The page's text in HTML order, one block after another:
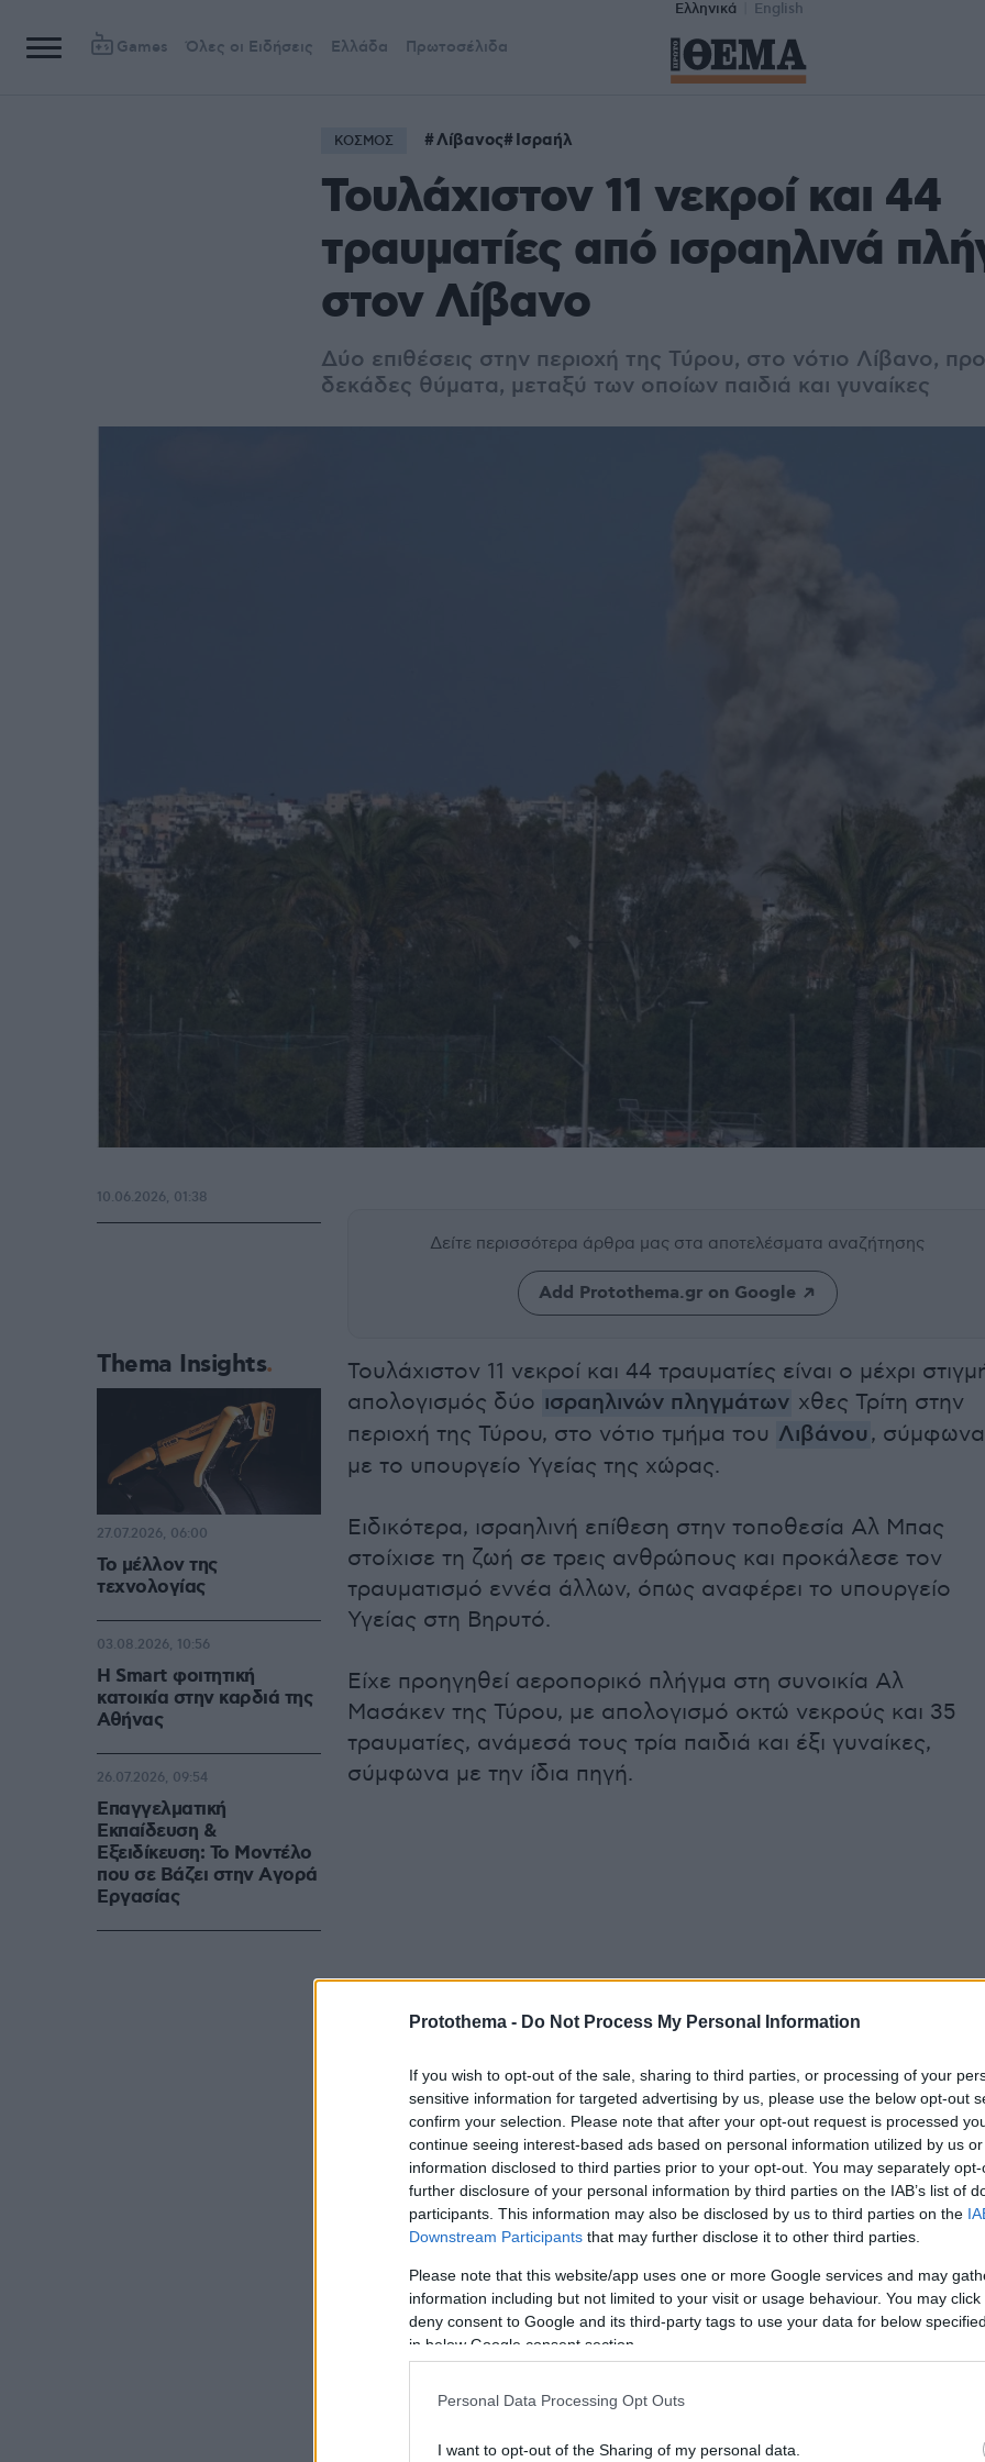
Protothema - Do Not Process My Personal Information
If you wish to opt-out of the sale, sharing to third parties, or processing of your
sensitive information for targeted advertising by us, please use the below opt-out
confirm your selection. Please note that after your opt-out request is processed
continue seeing interest-based ads based on personal information utilized by us
information disclosed to third parties prior to your opt-out. You may separately
further disclosure of your personal information by third parties on the IAB’s list of
participants. This information may also be disclosed by us to third parties on the
Downstream Participants that may further disclose it to other third parties.
Please note that this website/app uses one or more Google services and may
information including but not limited to your visit or usage behaviour. You may
deny consent to Google and its third-party tags to use your data for below
in below Google consent section.
Personal Data Processing Opt Outs
I want to opt-out of the Sharing of my personal data.
Ελληνικά English
Games Όλες οι Ειδήσεις Ελλάδα Πρωτοσέλιδα
ΚΟΣΜΟΣ Λίβανος Ισραήλ
Τουλάχιστον 11 νεκροί και 44
τραυματίες από ισραηλινά
στον Λίβανο
Δύο επιθέσεις στην περιοχή της Τύρου, στο νότιο Λίβανο,
δεκάδες θύματα, μεταξύ των οποίων παιδιά και γυναίκες
Δείτε περισσότερα άρθρα μας στα αποτελέσματα αναζήτησης
Add Protothema.gr on Google
Τουλάχιστον 11 νεκροί και 44 τραυματίες είναι ο μέχρι
απολογισμός δύο ισραηλινών πληγμάτων χθες Τρίτη στην
περιοχή της Τύρου, στο νότιο τμήμα του Λιβάνου, σύμφωνα
με το υπουργείο Υγείας της χώρας.
Ειδικότερα, ισραηλινή επίθεση στην τοποθεσία Αλ Μπας
στοίχισε τη ζωή σε τρεις ανθρώπους και προκάλεσε τον
τραυματισμό εννέα άλλων, όπως αναφέρει το υπουργείο
Υγείας στη Βηρυτό.
Είχε προηγηθεί αεροπορικό πλήγμα στη συνοικία Αλ
Μασάκεν της Τύρου, με απολογισμό οκτώ νεκρούς και 35
τραυματίες, ανάμεσά τους τρία παιδιά και έξι γυναίκες,
σύμφωνα με την ίδια πηγή.
10.06.2026, 01:38
Thema Insights
Το μέλλον της
τεχνολογίας
27.07.2026, 06:00
Η Smart φοιτητική
κατοικία στην καρδιά της
Αθήνας
03.08.2026, 10:56
Επαγγελματική
Εκπαίδευση &
Εξειδίκευση: Το Mοντέλο
που σε Bάζει στην Aγορά
Eργασίας
26.07.2026, 09:54